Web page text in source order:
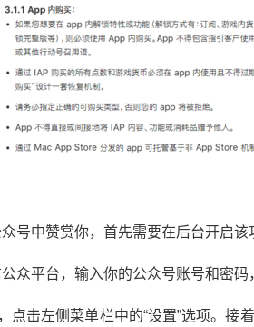
号中赞赏你，首先需要在后台开启该
众平台，输入你的公众号账号和密码
点击左侧菜单栏中的“设置”选项。接
2024-10-03 20:24:00